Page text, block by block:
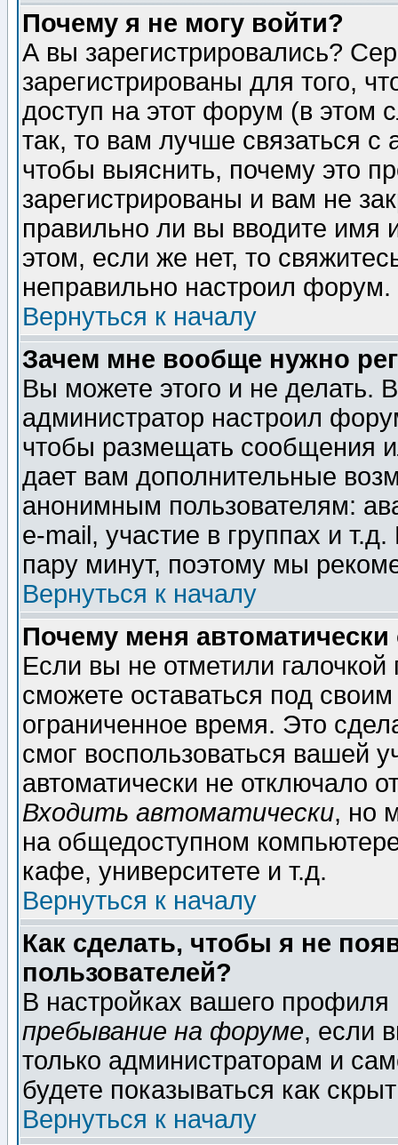
Почему я не могу войти?
А вы зарегистрировались?
зарегистрированы для того,
доступ на этот форум (в этом
так, то вам лучше связаться
чтобы выяснить, почему это
зарегистрированы и вам не
правильно ли вы вводите
этом, если же нет, то
неправильно настроил форум.
Вернуться к началу
Зачем мне вообще нужно
Вы можете этого и не делать.
администратор настроил
чтобы размещать сообщения
дает вам дополнительные
анонимным пользователям:
e-mail, участие в группах и
пару минут, поэтому мы
Вернуться к началу
Почему меня автоматически
Если вы не отметили галочкой
сможете оставаться под
ограниченное время. Это
смог воспользоваться вашей
автоматически не отключало
Входить автоматически, но
на общедоступном
кафе, университете и т.д.
Вернуться к началу
Как сделать, чтобы я не
пользователей?
В настройках вашего
пребывание на форуме, если
только администраторам и
будете показываться как
Вернуться к началу